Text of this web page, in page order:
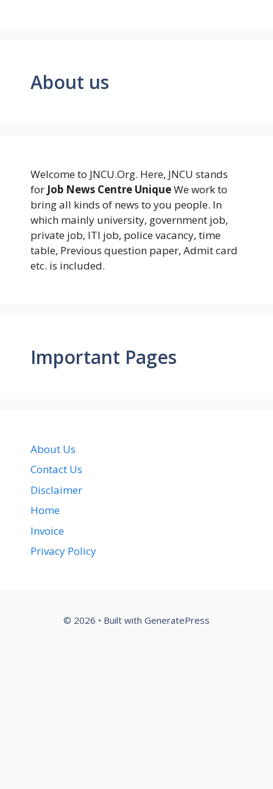
About us
Welcome to JNCU.Org. Here, JNCU stands
for Job News Centre UniqueWe work to
bring all kinds of news to you people. In
which mainly university, government job,
private job, ITI job, police vacancy, time
table, Previous question paper, Admit card
etc. is included.
Important Pages
About Us
Contact Us
Disclaimer
Home
Invoice
Privacy Policy
© 2026 • Built with GeneratePress